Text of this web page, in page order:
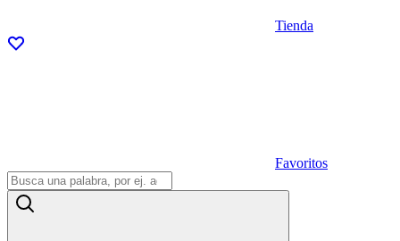
Tienda
Favoritos